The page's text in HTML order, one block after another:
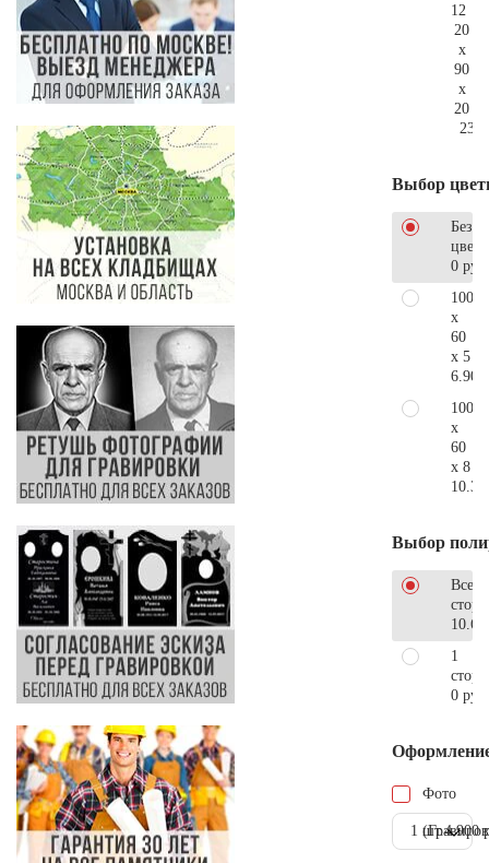
12
20
x
90
x
20
Выбор
Без
0 руб.
100
x
60
x 5
100
x
60
x 8
Выбор
Все
1
0 руб.
Фото
1 шт.4.900